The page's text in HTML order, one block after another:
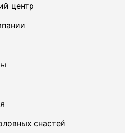
центр
снастей